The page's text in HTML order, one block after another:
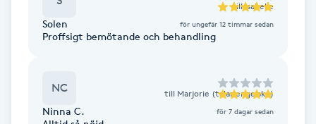
Kinesiologi
till Isabelle
Solen för ungefär 12 timmar sedan
Proffsigt bemötande och behandling
NC till Marjorie (talar engelska)
Ninna C. för 7 dagar sedan